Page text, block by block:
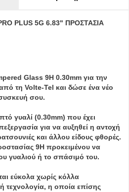
PLUS 5G 6.83" ΠΡΟΣΤΑΣΙΑ
Glass 9H 0.30mm για την
τη Volte-Tel και δώσε ένα νέο
σου.
γυαλί (0.30mm) που έχει
για να αυξηθεί η αντοχή
και άλλου είδους φθορές.
9Η προκειμένου να
γυαλιού ή το σπάσιμό του.
εύκολα χωρίς κόλλα
τεχνολογία, η οποία επίσης